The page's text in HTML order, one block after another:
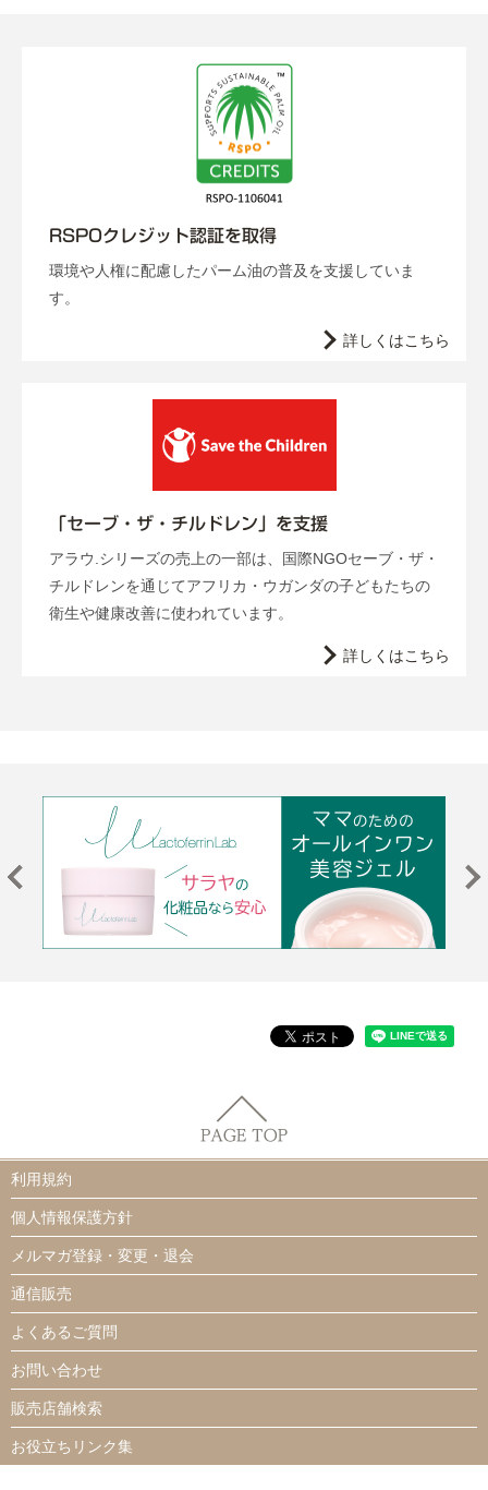
RSPOクレジット認証を取得
環境や人権に配慮したパーム油の普及を支援していま
す。
詳しくはこちら
「セーブ・ザ・チルドレン」を支援
アラウ.シリーズの売上の一部は、国際NGOセーブ・ザ・
チルドレンを通じてアフリカ・ウガンダの子どもたちの
衛生や健康改善に使われています。
詳しくはこちら
利用規約
個人情報保護方針
メルマガ登録・変更・退会
通信販売
よくあるご質問
お問い合わせ
販売店舗検索
お役立ちリンク集